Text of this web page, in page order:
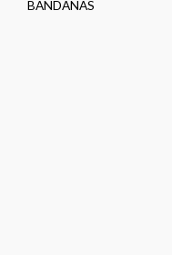
BANDANAS